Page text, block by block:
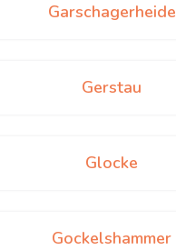
Garschagerheide
Gerstau
Glocke
Gockelshammer